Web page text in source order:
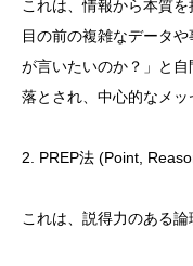
これは、情報から本質
目の前の複雑なデータ
が言いたいのか？」と
落とされ、中心的なメッ
2. PREP法 (Point,
これは、説得力のある論